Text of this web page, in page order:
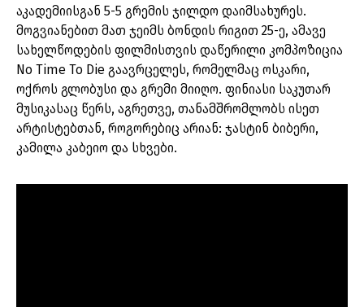
აკადემიისგან 5-5 გრემის ჯილდო დაიმსახურეს.
მოგვიანებით მათ ჯეიმს ბონდის რიგით 25-ე, ამავე
სახელწოდების ფილმისთვის დაწერილი კომპოზიცია
No Time To Die გაავრცელეს, რომელმაც ოსკარი,
ოქროს გლობუსი და გრემი მიიღო. ფინიასი საკუთარ
მუსიკასაც წერს, აგრეთვე, თანამშრომლობს ისეთ
არტისტებთან, როგორებიც არიან: ჯასტინ ბიბერი,
კამილა კაბეიო და სხვები.